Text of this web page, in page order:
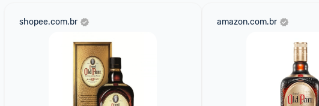
shopee.com.br amazon.com.br